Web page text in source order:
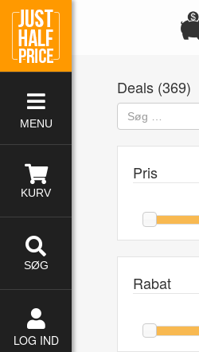
MENU
KURV
SØG
LOG IND
Deals (369)
Pris
Rabat